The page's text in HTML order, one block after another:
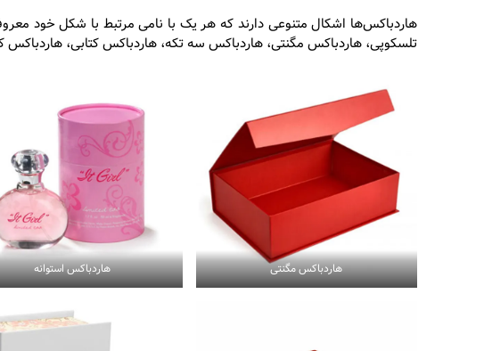
هاردباکس‌ها اشکال متنوعی دارند که هر یک با نامی مرتبط با شکل خود
تلسکوپی، هاردباکس مگنتی، هاردباکس سه تکه، هاردباکس کتابی،
هاردباکس مگنتی هاردباکس استوانه